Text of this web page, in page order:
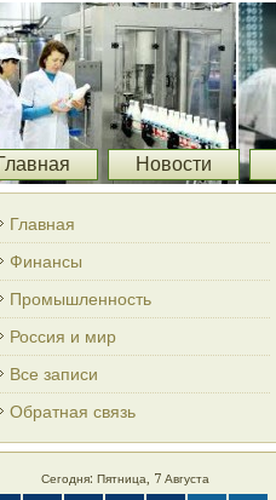
Новости
Главная
Финансы
Промышленность
Россия и мир
Все записи
Обратная связь
Сегодня: Пятница, 7 Августа